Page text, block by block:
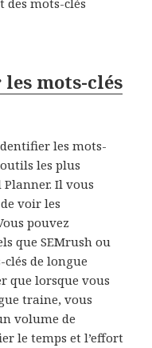
des mots-clés
mots-clés
les mots-
les plus
Planner. Il vous
voir les
pouvez
que SEMrush ou
de longue
que lorsque vous
traine, vous
volume de
le temps et l’effort